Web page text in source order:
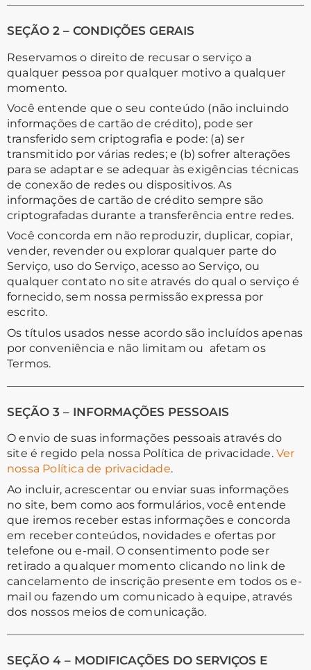
SEÇÃO 2 – CONDIÇÕES GERAIS
Reservamos o direito de recusar o serviço a
qualquer pessoa por qualquer motivo a qualquer
momento.
Você entende que o seu conteúdo (não incluindo
informações de cartão de crédito), pode ser
transferido sem criptografia e pode: (a) ser
transmitido por várias redes; e (b) sofrer alterações
para se adaptar e se adequar às exigências técnicas
de conexão de redes ou dispositivos. As
informações de cartão de crédito sempre são
criptografadas durante a transferência entre redes.
Você concorda em não reproduzir, duplicar, copiar,
vender, revender ou explorar qualquer parte do
Serviço, uso do Serviço, acesso ao Serviço, ou
qualquer contato no site através do qual o serviço é
fornecido, sem nossa permissão expressa por
escrito.
Os títulos usados nesse acordo são incluídos apenas
por conveniência e não limitam ou afetam os
Termos.
SEÇÃO 3 – INFORMAÇÕES PESSOAIS
O envio de suas informações pessoais através do
site é regido pela nossa Política de privacidade.Ver
nossa Política de privacidade.
Ao incluir, acrescentar ou enviar suas informações
no site, bem como aos formulários, você entende
que iremos receber estas informações e concorda
em receber conteúdos, novidades e ofertas por
telefone ou e-mail. O consentimento pode ser
retirado a qualquer momento clicando no link de
cancelamento de inscrição presente em todos os e-
mail ou fazendo um comunicado à equipe, através
dos nossos meios de comunicação.
SEÇÃO 4 – MODIFICAÇÕES DO SERVIÇOS E